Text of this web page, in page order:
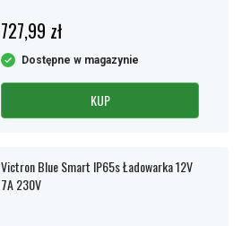
727,99 zł
Dostępne w magazynie
KUP
Victron Blue Smart IP65s Ładowarka 12V
7A 230V